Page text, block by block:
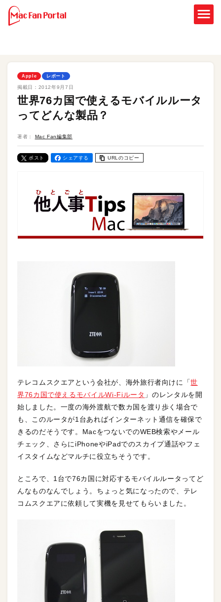
Apple レポート
掲載日： 2012年9月7日
世界76カ国で使えるモバイルルータ
ってどんな製品？
著者： Mac Fan編集部
ポスト シェアする URLのコピー
テレコムスクエアという会社が、海外旅行者向けに「世
界76カ国で使えるモバイルWi-Fiルータ 」のレンタルを開
始しました。一度の海外渡航で数カ国を渡り歩く場合で
も、このルータが1台あればインターネット通信を確保で
きるのだそうです。MacをつないでのWEB検索やメール
チェック、さらにiPhoneやiPadでのスカイプ通話やフェ
イスタイムなどマルチに役立ちそうです。
ところで、1台で76カ国に対応するモバイルルータってど
んなものなんでしょう。ちょっと気になったので、テレ
コムスクエアに依頼して実機を見せてもらいました。